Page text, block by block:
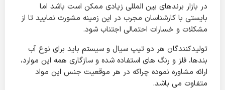
در بازار برندهای بین المللی زیادی ممکن است باشد اما
بایستی با کارشناسان مجرب در این زمینه مشورت نمایید تا از
مشکلات و خسارات احتمالی اجتناب شود.
تولیدکنندگان هر دو تیپ سیال و سیستم باید برای نوع آب
بندها، فلز و رنگ های استفاده شده و سازگاری همه این موارد،
ارائه مشاوره نموده چراکه در هر موقعیت جنس این مواد
متفاوت می باشد.